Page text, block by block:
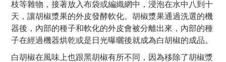
枝等雜物，接著放入布袋或編織網中，浸泡在水中八到十
天，讓胡椒漿果的外皮發酵軟化。胡椒漿果通過洗選的機
器後，內部的種子和軟化的外皮會被分離出來，內部的種
子在經過機器烘乾或是日光曝曬後就成為白胡椒的成品。
白胡椒在風味上也跟黑胡椒有所不同，因為移除了胡椒漿